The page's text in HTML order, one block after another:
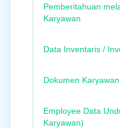
Pemberitahuan
Karyawan
Data Inventaris /
Dokumen
Employee Data
Karyawan)